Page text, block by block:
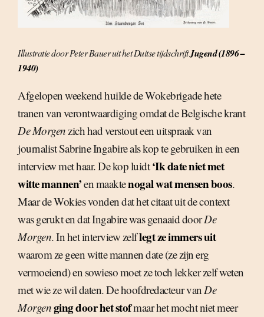
Illustratie door Peter Bauer uit het Duitse tijdschriftJugend (1896 –
1940)
Afgelopen weekend huilde de Wokebrigade hete
tranen van verontwaardiging omdat de Belgische krant
De Morgenzich had verstout een uitspraak van
journalist Sabrine Ingabire als kop te gebruiken in een
interview met haar. De kop luidt‘Ik date niet met
witte mannen’en maaktenogal wat mensen boos.
Maar de Wokies vonden dat het citaat uit de context
was gerukt en dat Ingabire was genaaid doorDe
Morgen. In het interview zelflegt ze immers uit
waarom ze geen witte mannen date (ze zijn erg
vermoeiend) en sowieso moet ze toch lekker zelf weten
met wie ze wil daten. De hoofdredacteur vanDe
Morgenging door het stofmaar het mocht niet meer